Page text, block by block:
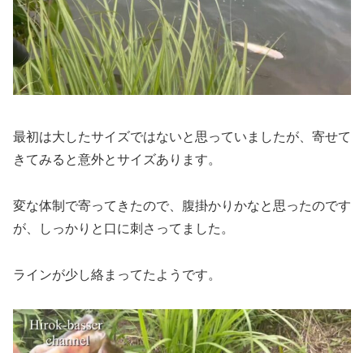
最初は大したサイズではないと思っていましたが、寄せて
きてみると意外とサイズあります。
変な体制で寄ってきたので、腹掛かりかなと思ったのです
が、しっかりと口に刺さってました。
ラインが少し絡まってたようです。